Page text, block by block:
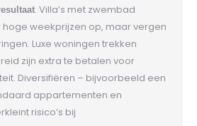
. Villa’s met zwembad
weekprijzen op, maar vergen
Luxe woningen trekken
zijn extra te betalen voor
Diversifiëren – bijvoorbeeld een
appartementen en
risico’s bij